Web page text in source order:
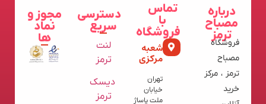
درباره
مصباح
ترمز
فروشگاه
مصباح
ترمز ، مرکز
خرید
تماس
با
فروشگاه
شعبه
مرکزی
تهران
خیابان
ملت پاساژ
دسترسی
سریع
لنت
ترمز
دیسک
ترمز
مجوز و
نماد
ها